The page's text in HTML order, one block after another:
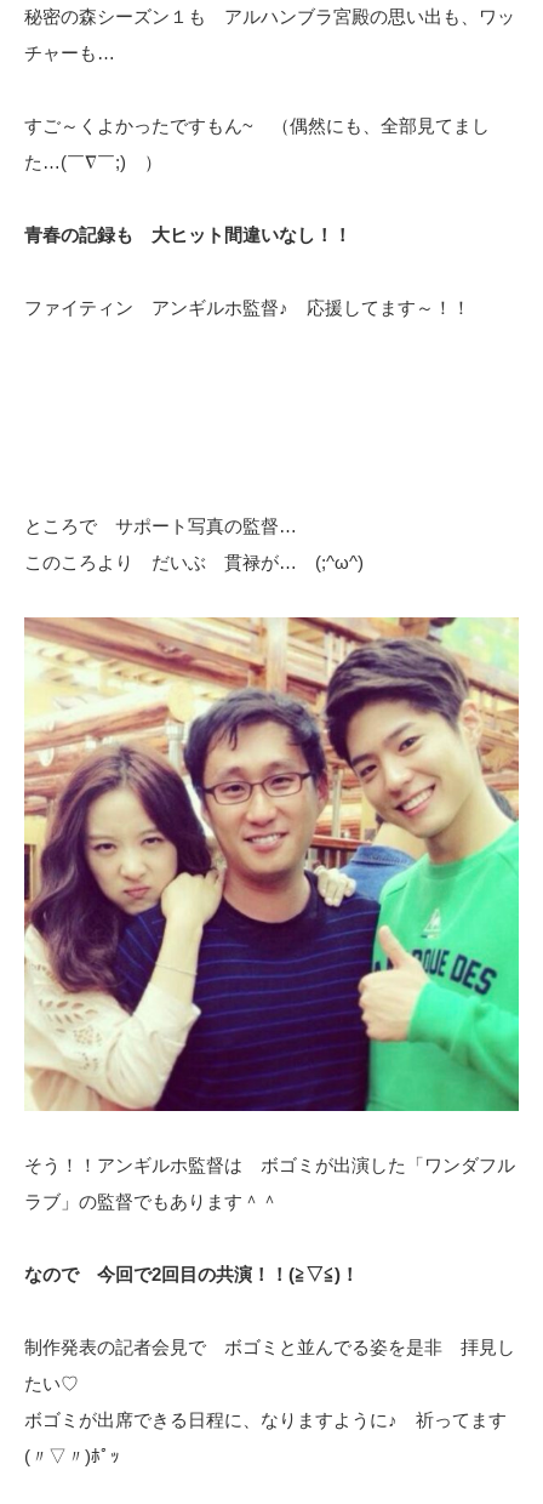
秘密の森シーズン１も アルハンブラ宮殿の思い出も、ワッ
チャーも…
すご～くよかったですもん~ （偶然にも、全部見てまし
た…(￣∇￣;) ）
青春の記録も 大ヒット間違いなし！！
ファイティン アンギルホ監督♪ 応援してます～！！
ところで サポート写真の監督…
このころより だいぶ 貫禄が… (;^ω^)
そう！！アンギルホ監督は ボゴミが出演した「ワンダフル
ラブ」の監督でもあります＾＾
なので 今回で2回目の共演！！(≧▽≦)！
制作発表の記者会見で ボゴミと並んでる姿を是非 拝見し
たい♡
ボゴミが出席できる日程に、なりますように♪ 祈ってます
(〃▽〃)ﾎﾟｯ